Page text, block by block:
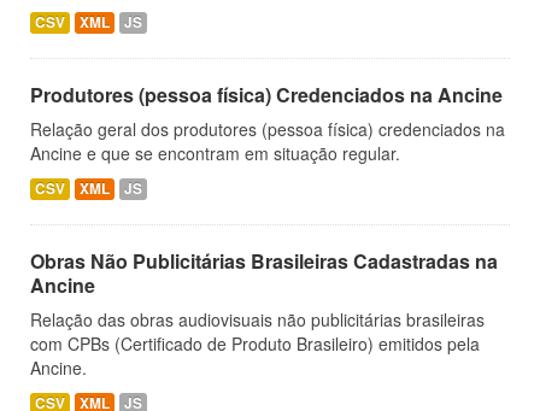
CSV XML JS
Produtores (pessoa física) Credenciados na Ancine
Relação geral dos produtores (pessoa física) credenciados na
Ancine e que se encontram em situação regular.
CSV XML JS
Obras Não Publicitárias Brasileiras Cadastradas na
Ancine
Relação das obras audiovisuais não publicitárias brasileiras
com CPBs (Certificado de Produto Brasileiro) emitidos pela
Ancine.
CSV XML JS